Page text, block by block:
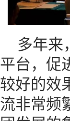
多年来
平台，促
较好的效
流非常频